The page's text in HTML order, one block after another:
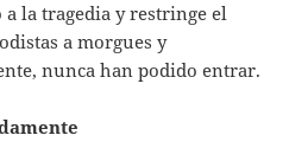
a la tragedia y restringe el
a morgues y
nunca han podido entrar.